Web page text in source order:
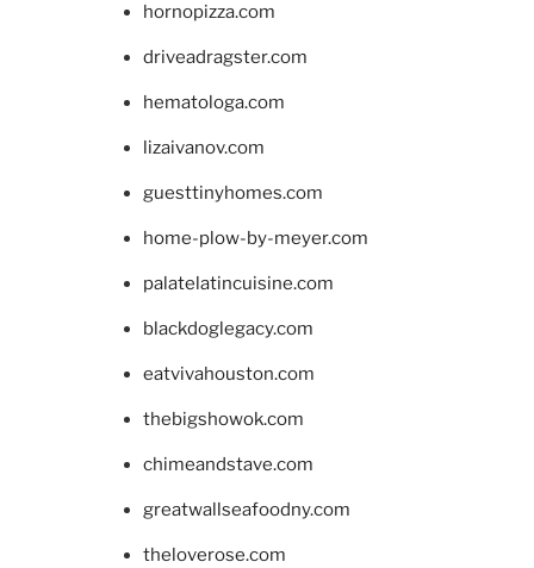
hornopizza.com
driveadragster.com
hematologa.com
lizaivanov.com
guesttinyhomes.com
home-plow-by-meyer.com
palatelatincuisine.com
blackdoglegacy.com
eatvivahouston.com
thebigshowok.com
chimeandstave.com
greatwallseafoodny.com
theloverose.com